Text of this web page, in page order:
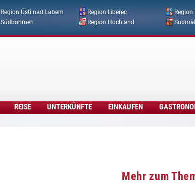
Direkt zum Inhalt
Region Ústí nad Labem Region Liberec
Südböhmen Region Hochland
REISE UNTERKÜNFTE EINKAUFEN
Mehr zum